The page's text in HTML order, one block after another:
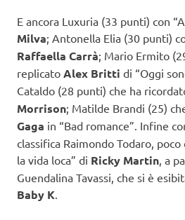
E ancora Luxuria (33 punti) con
Milva; Antonella Elia (30 punti)
Raffaella Carrà; Mario Ermito
replicato Alex Britti di “Oggi
Cataldo (28 punti) che ha
Morrison; Matilde Brandi (25)
Gaga in “Bad romance”. Infine
classifica Raimondo Todaro, poco
la vida loca” di Ricky Martin , a
Guendalina Tavassi, che si è
Baby K